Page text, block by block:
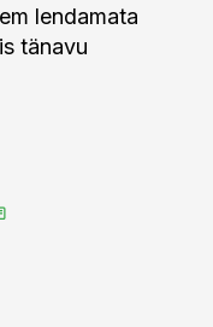
lendamata
tänavu